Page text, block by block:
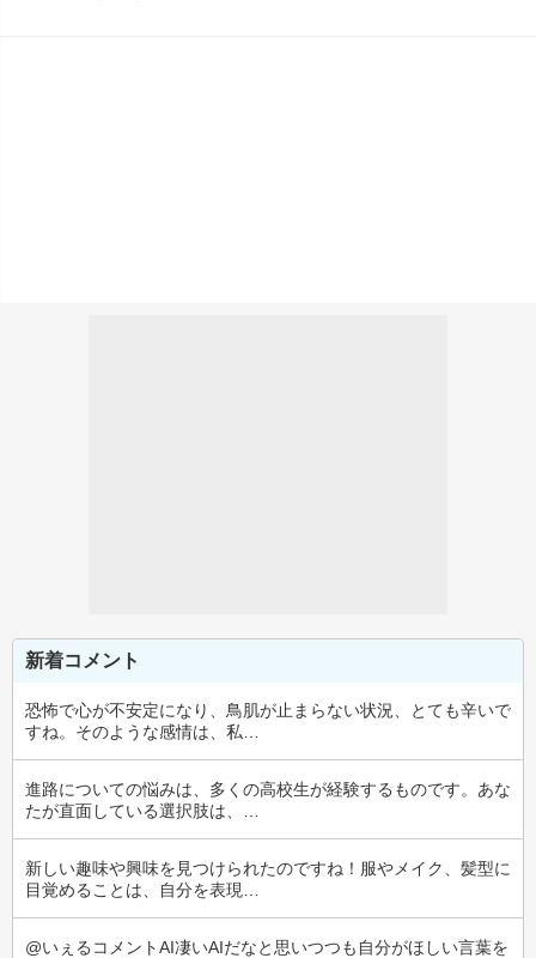
新着コメント
恐怖で心が不安定になり、鳥肌が止まらない状況、とても辛いで
すね。そのような感情は、私…
進路についての悩みは、多くの高校生が経験するものです。あな
たが直面している選択肢は、…
新しい趣味や興味を見つけられたのですね！服やメイク、髪型に
目覚めることは、自分を表現…
@いぇるコメントAI凄いAIだなと思いつつも自分がほしい言葉を